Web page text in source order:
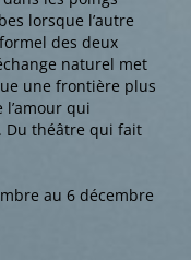
lorsque l’autre
des deux
naturel met
une frontière plus
qui
Du théâtre qui fait
au 6 décembre